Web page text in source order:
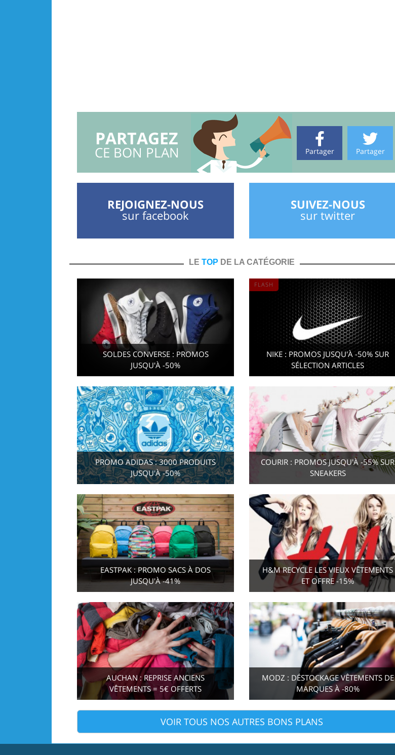
PARTAGEZ
CE BON PLAN Partager
Partager
REJOIGNEZ-NOUS
sur facebook
SUIVEZ-NOUS
sur twitter
LE TOP DE LA CATÉGORIE
SOLDES CONVERSE : PROMOS
JUSQU'À -50%
FLASH
NIKE : PROMOS JUSQU'À -50% SUR
SÉLECTION ARTICLES
PROMO ADIDAS : 3000 PRODUITS
JUSQU'À -50%
COURIR : PROMOS JUSQU'À -55% SUR
SNEAKERS
EASTPAK : PROMO SACS À DOS
JUSQU'À -41%
H&M RECYCLE LES VIEUX VÊTEMENTS
ET OFFRE -15%
AUCHAN : REPRISE ANCIENS
VÊTEMENTS = 5€ OFFERTS
MODZ : DÉSTOCKAGE VÊTEMENTS DE
MARQUES À -80%
VOIR TOUS NOS AUTRES BONS PLANS